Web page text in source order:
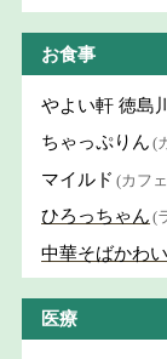
お食事
やよい軒 徳島
ちゃっぷりん (
マイルド (カフ
ひろっちゃん (
中華そばかわい
医療